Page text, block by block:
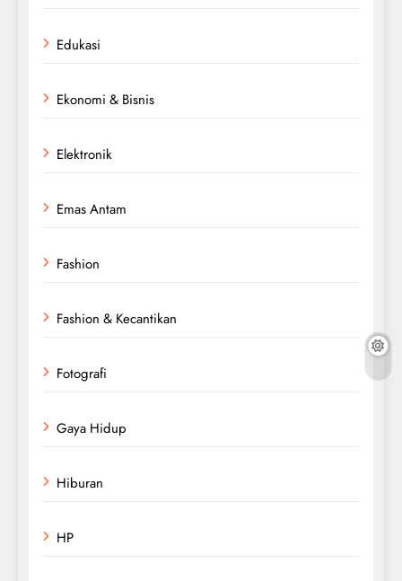
Edukasi
Ekonomi & Bisnis
Elektronik
Emas Antam
Fashion
Fashion & Kecantikan
Fotografi
Gaya Hidup
Hiburan
HP